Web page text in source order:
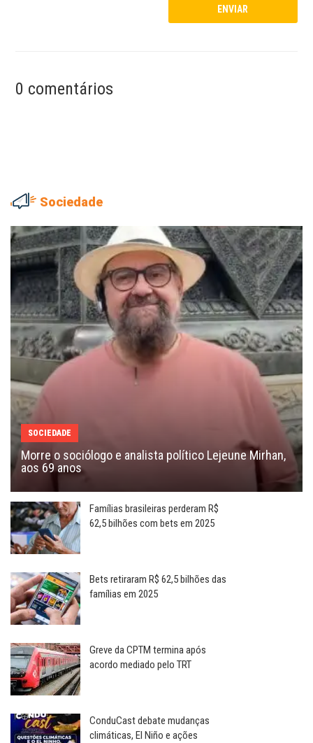
0 comentários
Sociedade
SOCIEDADE
Morre o sociólogo e analista político Lejeune Mirhan,
aos 69 anos
Famílias brasileiras perderam R$
62,5 bilhões com bets em 2025
Bets retiraram R$ 62,5 bilhões das
famílias em 2025
Greve da CPTM termina após
acordo mediado pelo TRT
ConduCast debate mudanças
climáticas, El Niño e ações